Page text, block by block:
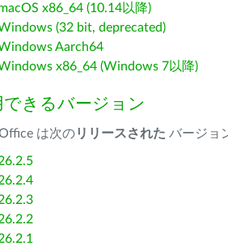
x86_64 (10.14以降)
(32 bit, deprecated)
Aarch64
x86_64 (Windows 7以降)
できるバージョン
は次のリリースされた バージョ